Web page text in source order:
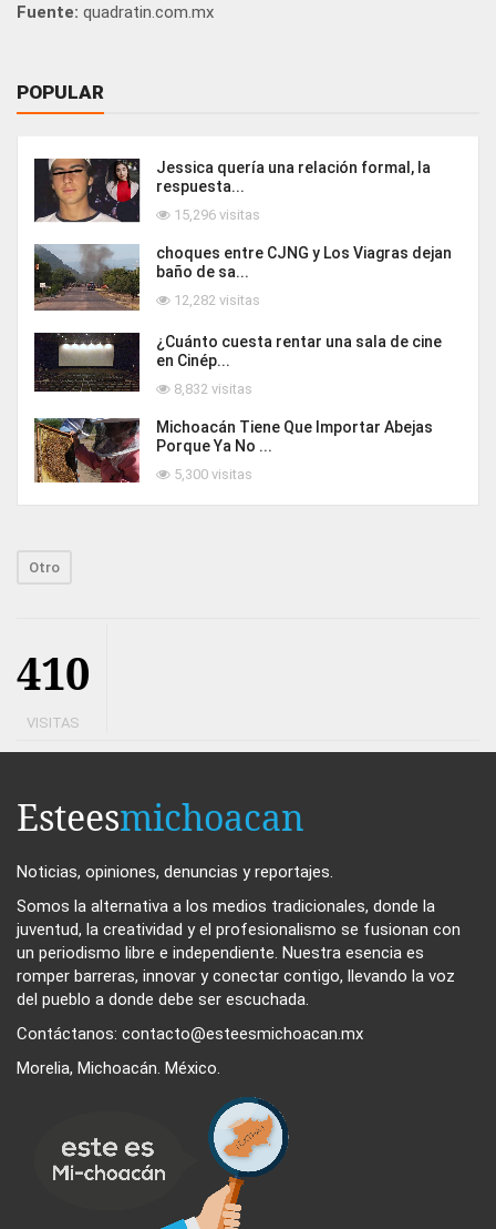
Fuente: quadratin.com.mx
POPULAR
Jessica quería una relación formal, la
respuesta...
15,296 visitas
choques entre CJNG y Los Viagras dejan
baño de sa...
12,282 visitas
¿Cuánto cuesta rentar una sala de cine
en Cinép...
8,832 visitas
Michoacán Tiene Que Importar Abejas
Porque Ya No ...
5,300 visitas
Otro
410
VISITAS
Esteesmichoacan
Noticias, opiniones, denuncias y reportajes.
Somos la alternativa a los medios tradicionales, donde la
juventud, la creatividad y el profesionalismo se fusionan con
un periodismo libre e independiente. Nuestra esencia es
romper barreras, innovar y conectar contigo, llevando la voz
del pueblo a donde debe ser escuchada.
Contáctanos: contacto@esteesmichoacan.mx
Morelia, Michoacán. México.